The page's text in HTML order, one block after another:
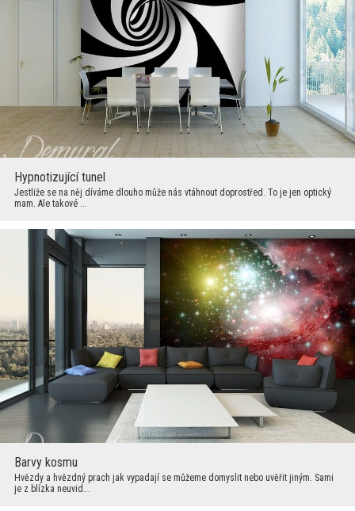
Hypnotizující tunel
Jestliže se na něj díváme dlouho může nás vtáhnout doprostřed. To je jen optický
mam. Ale takové ...
Barvy kosmu
Hvězdy a hvězdný prach jak vypadají se můžeme domyslit nebo uvěřit jiným. Sami
je z blízka neuvid...